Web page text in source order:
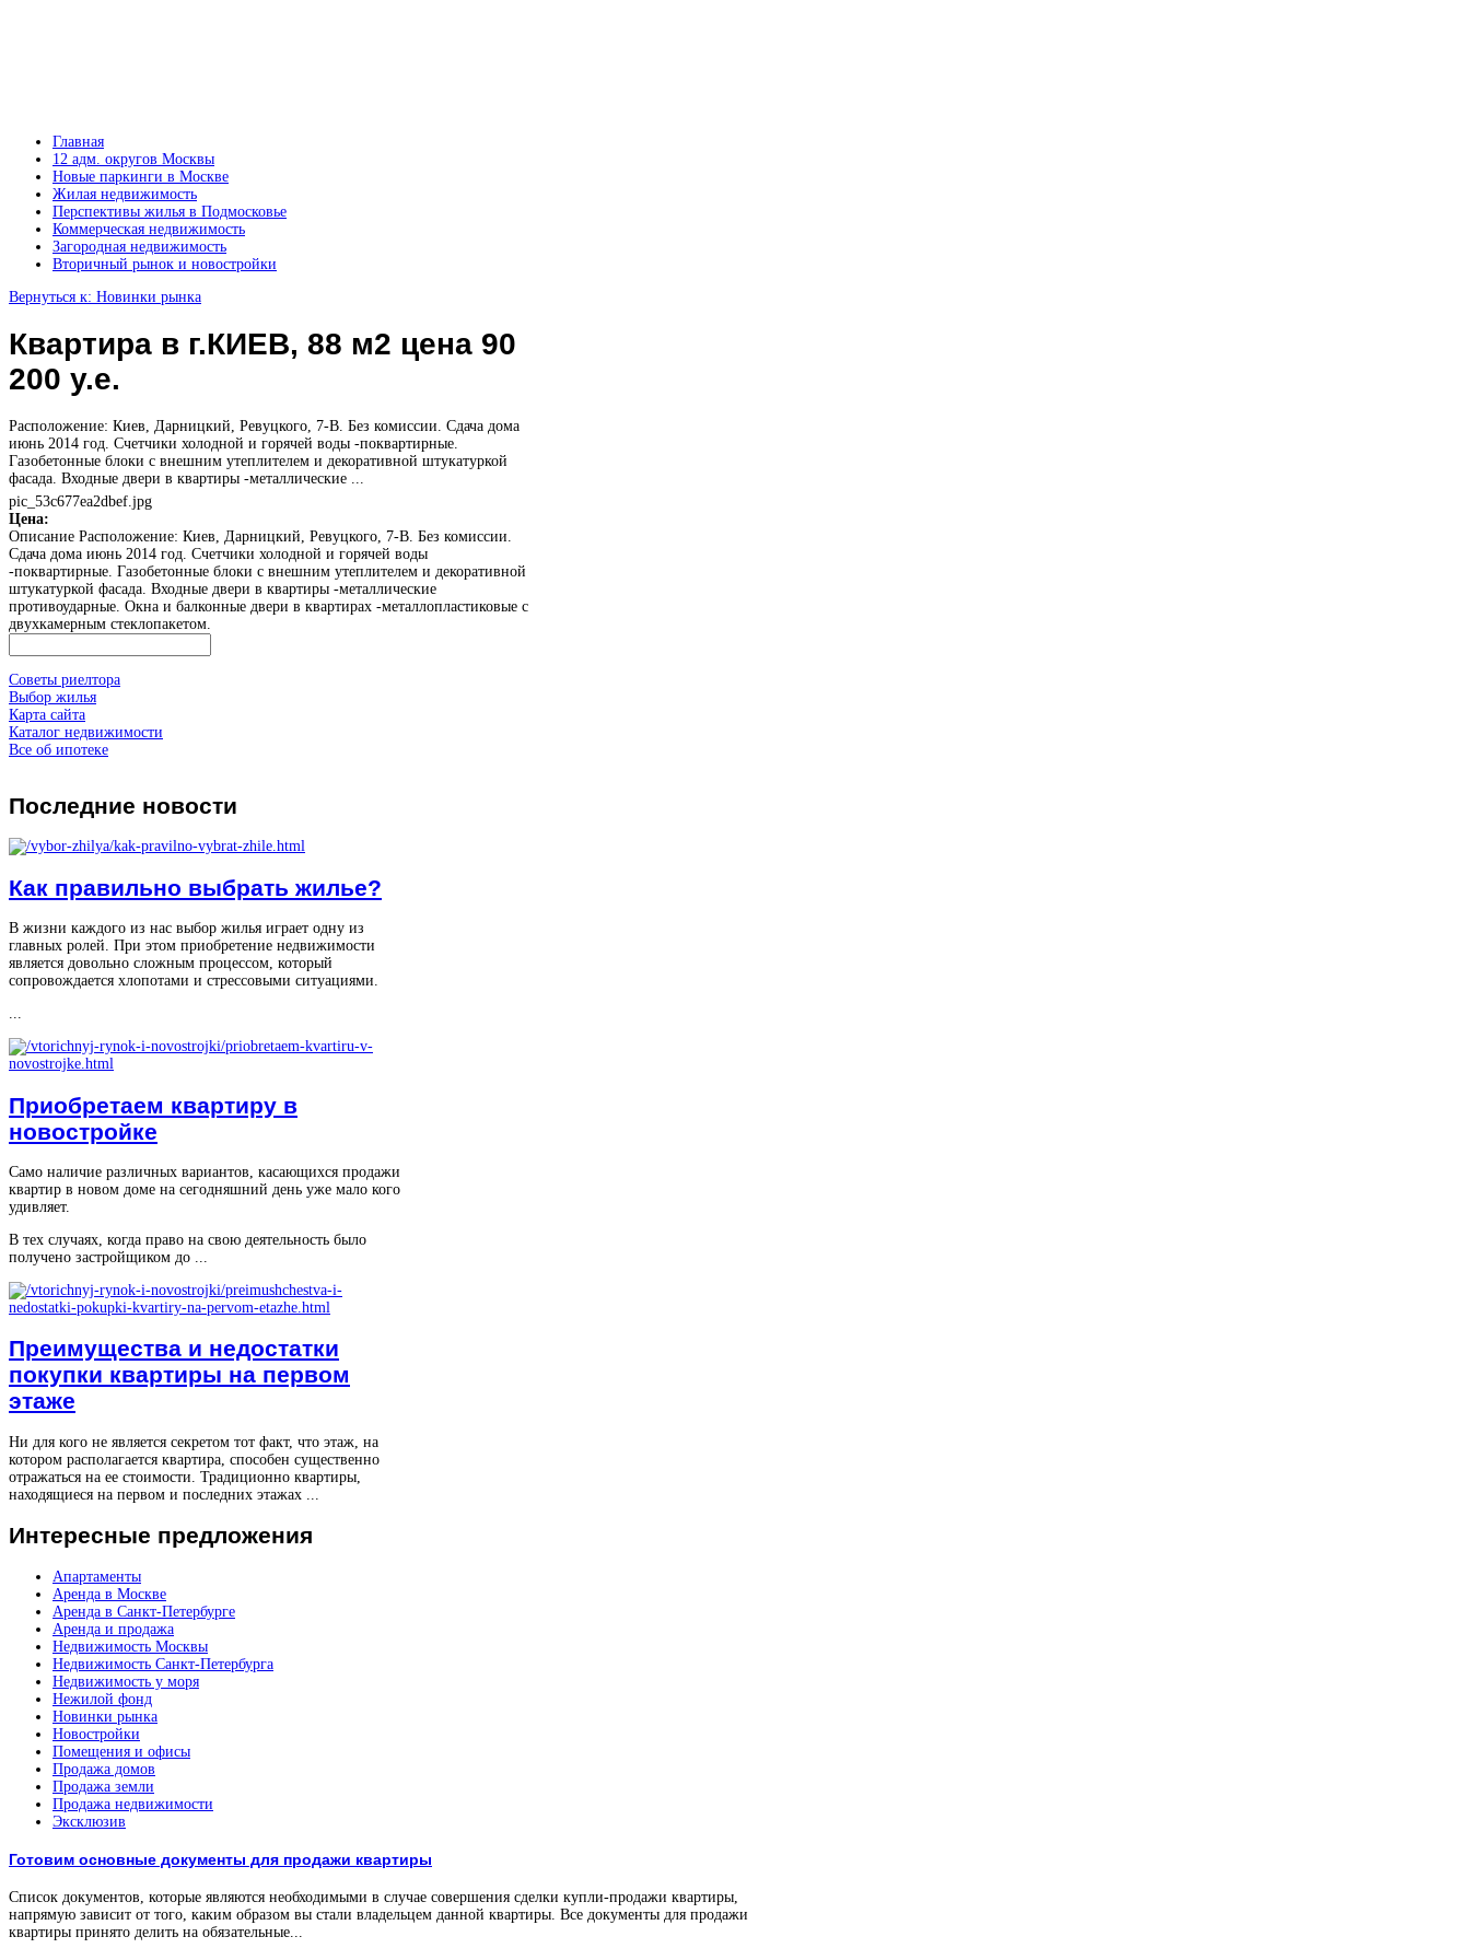
Главная
12 адм. округов Москвы
Новые паркинги в Москве
Жилая недвижимость
Перспективы жилья в Подмосковье
Коммерческая недвижимость
Загородная недвижимость
Вторичный рынок и новостройки
Вернуться к: Новинки рынка
Квартира в г.КИЕВ, 88 м2 цена 90
200 у.е.
Расположение: Киев, Дарницкий, Ревуцкого, 7-В. Без комиссии. Сдача дома
июнь 2014 год. Счетчики холодной и горячей воды -поквартирные.
Газобетонные блоки с внешним утеплителем и декоративной штукатуркой
фасада. Входные двери в квартиры -металлические ...
pic_53c677ea2dbef.jpg
Цена:
Описание Расположение: Киев, Дарницкий, Ревуцкого, 7-В. Без комиссии.
Сдача дома июнь 2014 год. Счетчики холодной и горячей воды
-поквартирные. Газобетонные блоки с внешним утеплителем и декоративной
штукатуркой фасада. Входные двери в квартиры -металлические
противоударные. Окна и балконные двери в квартирах -металлопластиковые с
двухкамерным стеклопакетом.
Советы риелтора
Выбор жилья
Карта сайта
Каталог недвижимости
Все об ипотеке
Последние новости
Как правильно выбрать жилье?
В жизни каждого из нас выбор жилья играет одну из
главных ролей. При этом приобретение недвижимости
является довольно сложным процессом, который
сопровождается хлопотами и стрессовыми ситуациями.
...
Приобретаем квартиру в
новостройке
Само наличие различных вариантов, касающихся продажи
квартир в новом доме на сегодняшний день уже мало кого
удивляет.
В тех случаях, когда право на свою деятельность было
получено застройщиком до ...
Преимущества и недостатки
покупки квартиры на первом
этаже
Ни для кого не является секретом тот факт, что этаж, на
котором располагается квартира, способен существенно
отражаться на ее стоимости. Традиционно квартиры,
находящиеся на первом и последних этажах ...
Интересные предложения
Апартаменты
Аренда в Москве
Аренда в Санкт-Петербурге
Аренда и продажа
Недвижимость Москвы
Недвижимость Санкт-Петербурга
Недвижимость у моря
Нежилой фонд
Новинки рынка
Новостройки
Помещения и офисы
Продажа домов
Продажа земли
Продажа недвижимости
Эксклюзив
Готовим основные документы для продажи квартиры
Список документов, которые являются необходимыми в случае совершения сделки купли-продажи квартиры,
напрямую зависит от того, каким образом вы стали владельцем данной квартиры. Все документы для продажи
квартиры принято делить на обязательные...